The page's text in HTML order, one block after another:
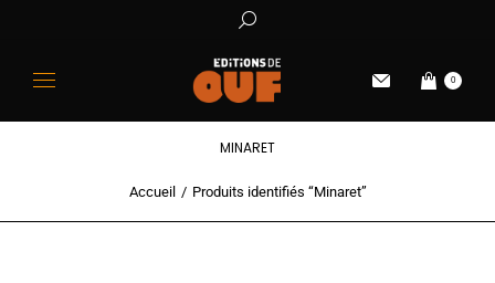
0
MINARET
Vous êtes ici :Accueil Produits identifiés “Minaret”